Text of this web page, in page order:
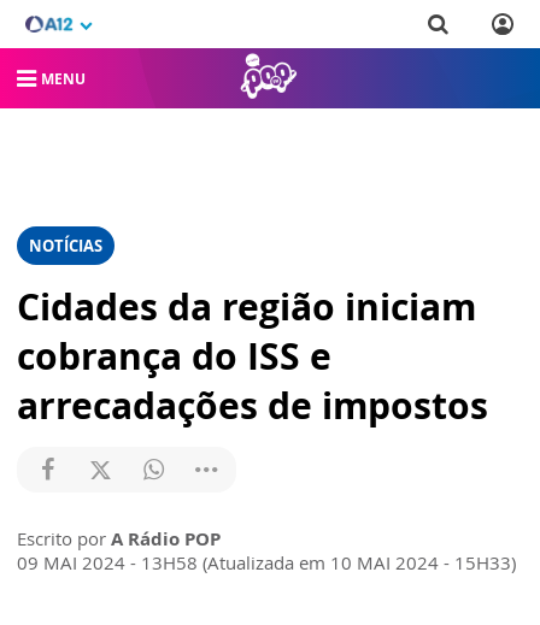
MENU
NOTÍCIAS
Cidades da região iniciam
cobrança do ISS e
arrecadações de impostos
Escrito por A Rádio POP
09 MAI 2024 - 13H58 (Atualizada em 10 MAI 2024 - 15H33)